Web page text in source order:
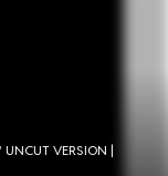
VERSION |